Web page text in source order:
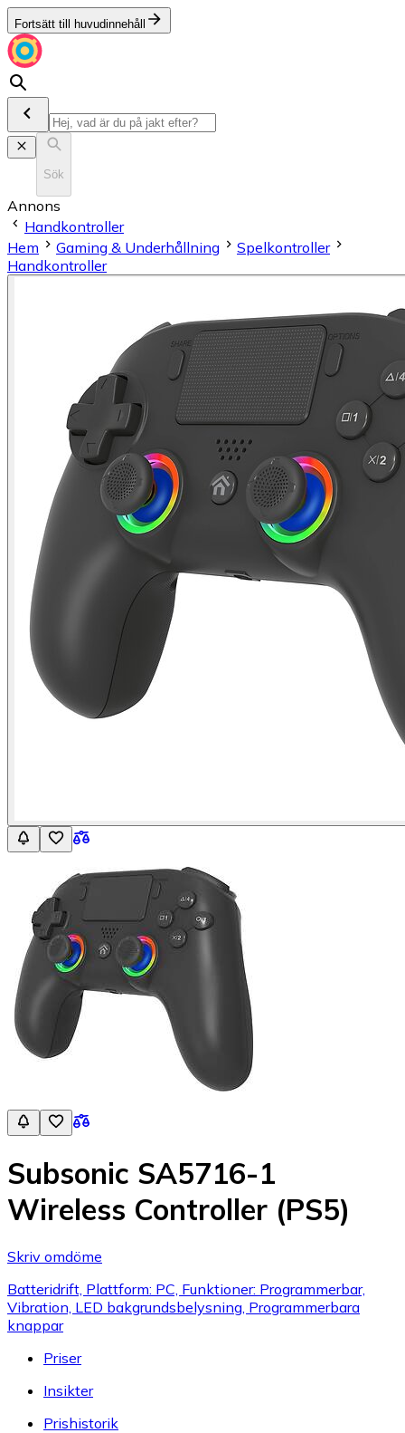
Fortsätt till huvudinnehåll
Sök
Annons
Handkontroller
Hem
Gaming & Underhållning
Spelkontroller
Handkontroller
Subsonic SA5716-1
Wireless Controller (PS5)
Skriv omdöme
Batteridrift, Plattform: PC, Funktioner: Programmerbar,
Vibration, LED bakgrundsbelysning, Programmerbara
knappar
Priser
Insikter
Prishistorik